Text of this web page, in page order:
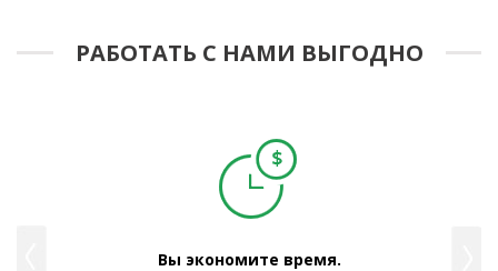
РАБОТАТЬ С НАМИ ВЫГОДНО
Вы экономите время.